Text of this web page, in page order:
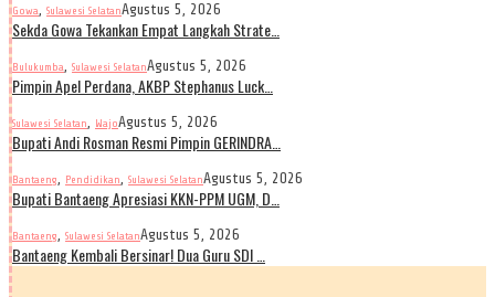
Gowa, Sulawesi SelatanAgustus 5, 2026
Sekda Gowa Tekankan Empat Langkah Strate…
Bulukumba, Sulawesi SelatanAgustus 5, 2026
Pimpin Apel Perdana, AKBP Stephanus Luck…
Sulawesi Selatan, WajoAgustus 5, 2026
Bupati Andi Rosman Resmi Pimpin GERINDRA…
Bantaeng, Pendidikan, Sulawesi SelatanAgustus 5, 2026
Bupati Bantaeng Apresiasi KKN-PPM UGM, D…
Bantaeng, Sulawesi SelatanAgustus 5, 2026
Bantaeng Kembali Bersinar! Dua Guru SDI …